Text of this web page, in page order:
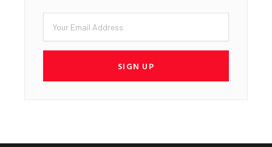
Email
SIGN UP